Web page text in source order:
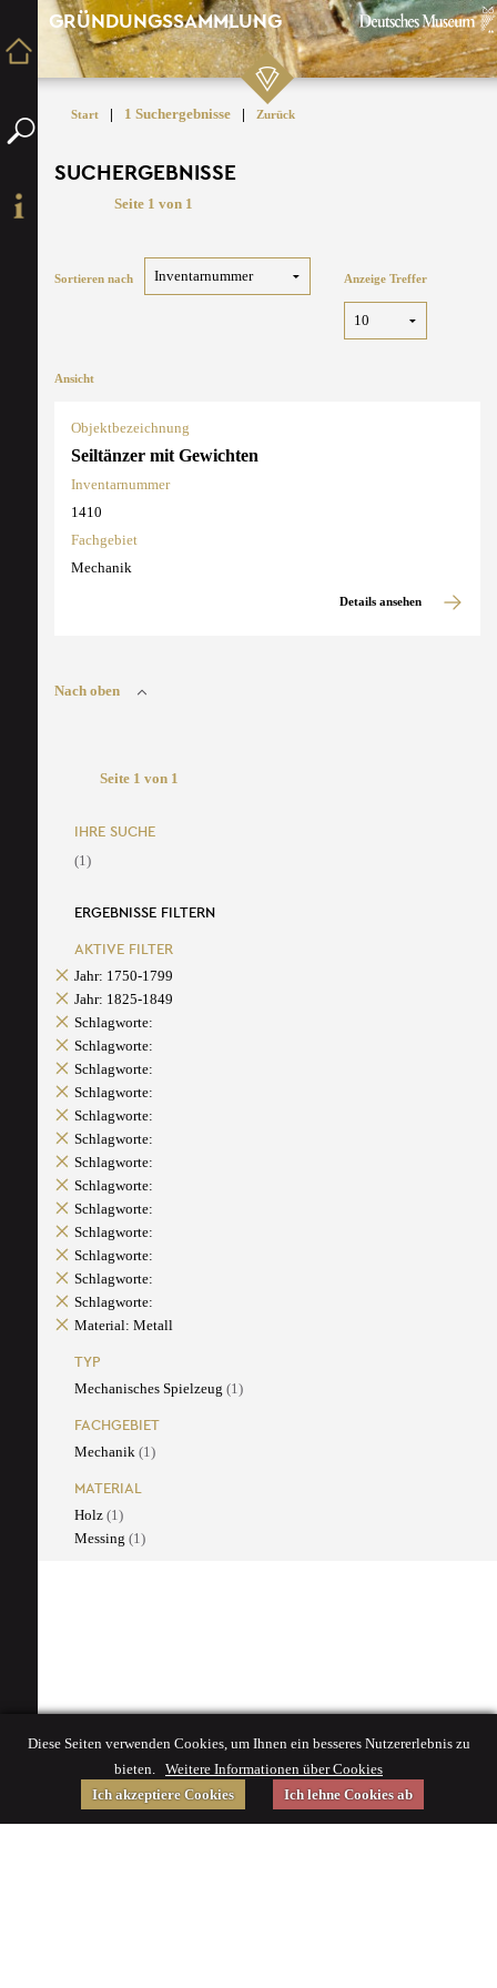
GRÜNDUNGSSAMMLUNG
Start | 1 Suchergebnisse | Zurück
SUCHERGEBNISSE
Seite 1 von 1
Sortieren nach Anzeige Treffer
Ansicht
Objektbezeichnung
Seiltänzer mit Gewichten
Inventarnummer
1410
Fachgebiet
Mechanik
Details ansehen
Nach oben
Seite 1 von 1
IHRE SUCHE
(1)
ERGEBNISSE FILTERN
AKTIVE FILTER
Jahr: 1750-1799
Jahr: 1825-1849
Schlagworte:
Schlagworte:
Schlagworte:
Schlagworte:
Schlagworte:
Schlagworte:
Schlagworte:
Schlagworte:
Schlagworte:
Schlagworte:
Schlagworte:
Schlagworte:
Schlagworte:
Material: Metall
TYP
Mechanisches Spielzeug (1)
FACHGEBIET
Mechanik (1)
MATERIAL
Holz (1)
Messing (1)
Diese Seiten verwenden Cookies, um Ihnen ein besseres Nutzererlebnis zu
bieten. Weitere Informationen über Cookies
Ich akzeptiere Cookies
Ich lehne Cookies ab